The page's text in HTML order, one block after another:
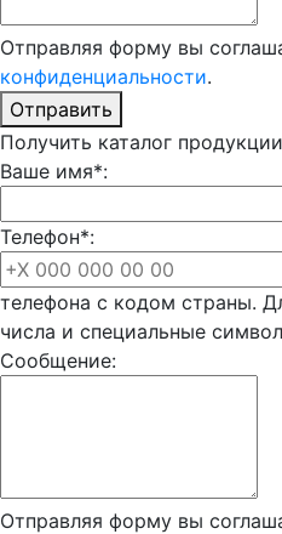
Отправляя форму вы
конфиденциальности.
Отправить
Получить каталог продукции
Ваше имя*:
Телефон*:
телефона с кодом страны.
числа и специальные
Сообщение:
Отправляя форму вы